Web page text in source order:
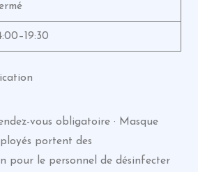
vous obligatoire · Masque
portent des
pour le personnel de désinfecter